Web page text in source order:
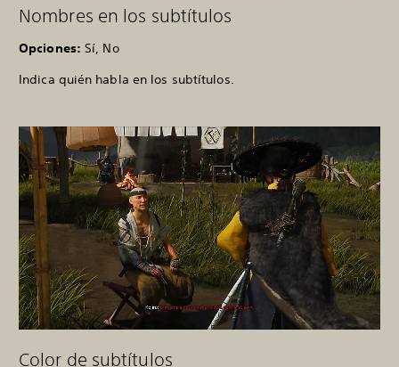
Nombres en los subtítulos
Opciones: Sí, No
Indica quién habla en los subtítulos.
Color de subtítulos